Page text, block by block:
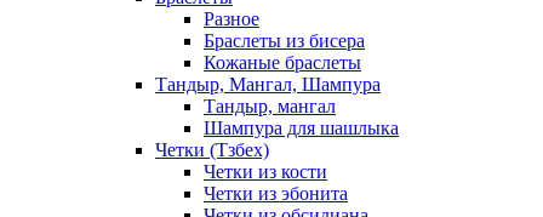
Разное
Браслеты из бисера
Кожаные браслеты
Тандыр, Мангал, Шампура
Тандыр, мангал
Шампура для шашлыка
Четки (Тзбех)
Четки из кости
Четки из эбонита